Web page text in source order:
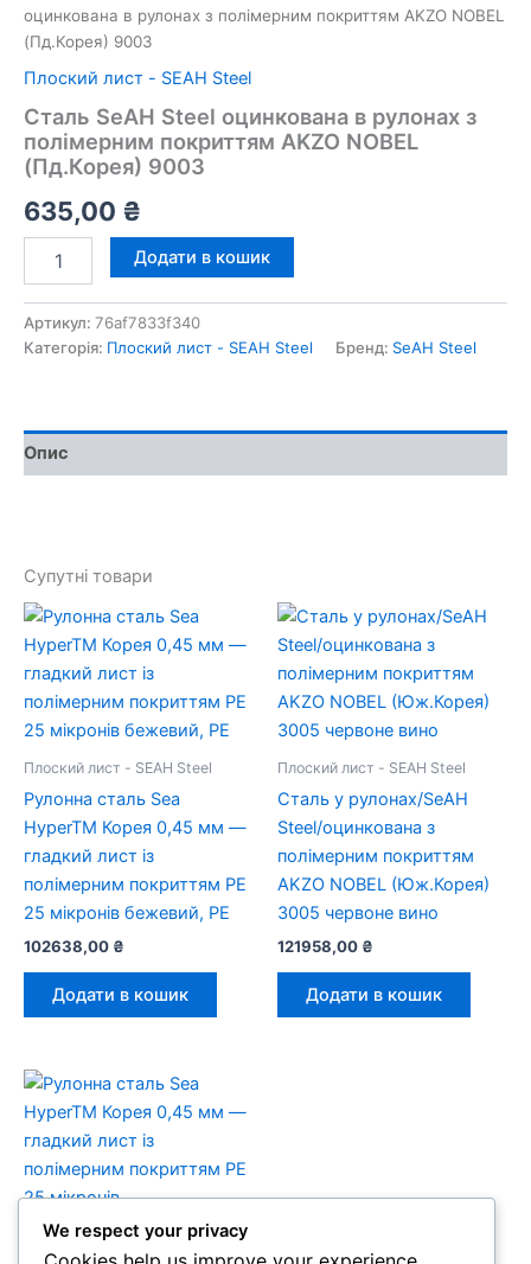
оцинкована в рулонах з полімерним покриттям AKZO NOBEL
(Пд.Корея) 9003
Плоский лист - SEAH Steel
Сталь SeAH Steel оцинкована в рулонах з
полімерним покриттям AKZO NOBEL
(Пд.Корея) 9003
635,00 ₴
SeAH
оцинкована
в
покриттям
AKZO
Додати в кошик
Артикул: 76af7833f340
Категорія: Плоский лист - SEAH Steel Бренд: SeAH Steel
Опис
Супутні товари
Плоский лист - SEAH Steel
Рулонна сталь Sea
HyperTM Корея 0,45 мм —
гладкий лист із
полімерним покриттям PE
25 мікронів бежевий, PE
102638,00 ₴
Додати в кошик
Плоский лист - SEAH Steel
Сталь у рулонах/SeAH
Steel/оцинкована з
полімерним покриттям
AKZO NOBEL (Юж.Корея)
3005 червоне вино
121958,00 ₴
Додати в кошик
Плоский лист - SEAH Steel
We respect your privacy